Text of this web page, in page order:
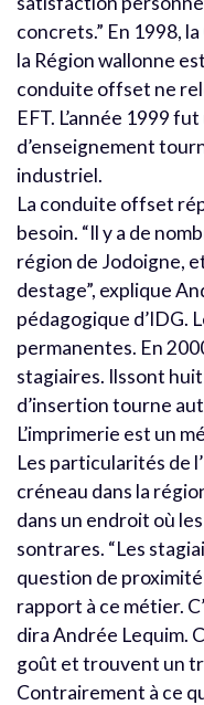
concrets.” En 1998,
la Région wallonne
conduite offset ne
EFT. L’année 1999
d’enseignement
industriel.
La conduite offset
besoin. “Il y a de
région de Jodoigne,
destage”, explique
pédagogique d’IDG.
permanentes. En
stagiaires. Ilssont
d’insertion tourne
L’imprimerie est un
Les particularités de
créneau dans la
dans un endroit où
sontrares. “Les
question de
rapport à ce métier.
dira Andrée Lequim.
goût et trouvent un
Contrairement à ce